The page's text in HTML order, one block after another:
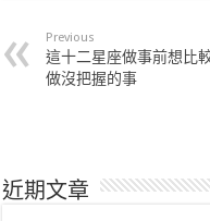
Previous
這十二星座做事前想比
做沒把握的事
近期文章